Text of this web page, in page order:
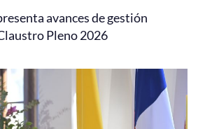
avances de gestión
Pleno 2026